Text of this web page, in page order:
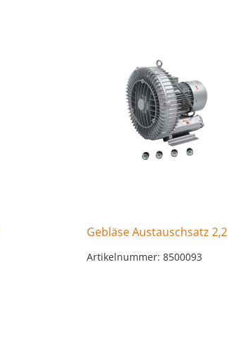
Gebläse Austauschsatz 2,2
Artikelnummer: 8500093